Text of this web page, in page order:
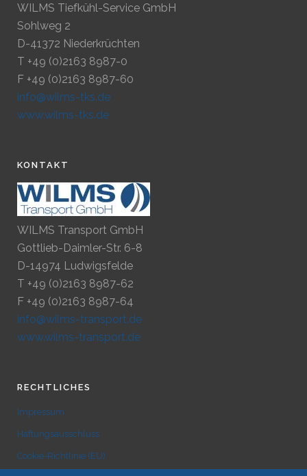
WILMS Tiefkühl-Service GmbH
Sohlweg 2
D-41372 Niederkrüchten
T +49 (0)2163 8987-0
F +49 (0)2163 8987-60
info@wilms-tks.de
www.wilms-tks.de
KONTAKT
WILMS Transport GmbH
Gottlieb-Daimler-Str. 6-8
D-14974 Ludwigsfelde
T +49 (0)2163 8987-62
F +49 (0)2163 8987-64
info@wilms-transport.de
www.wilms-transport.de
RECHTLICHES
Impressum
Haftungsausschluss
Cookie-Richtlinie (EU)